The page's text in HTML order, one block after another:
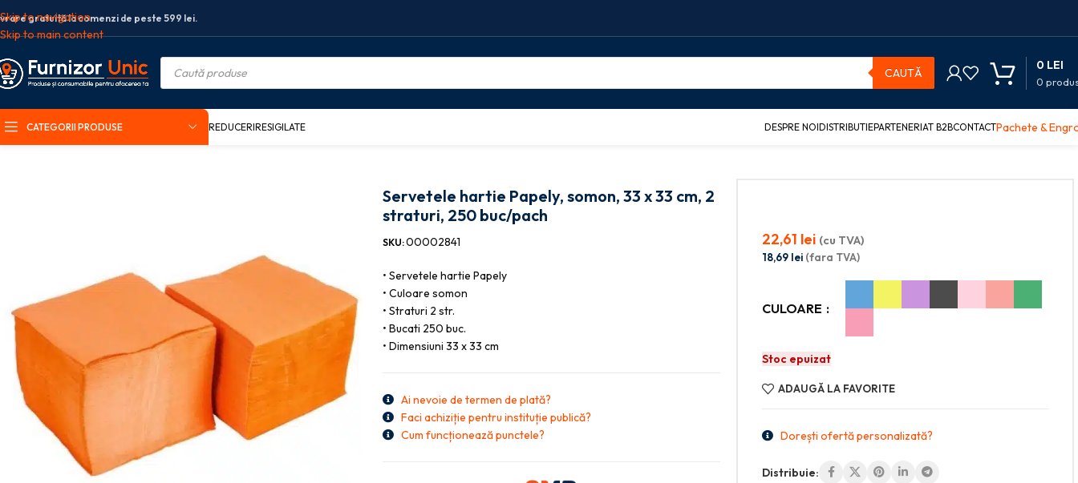
Skip to navigation
Skip to main content
gratuită la comenzi de peste 599 lei.
CAUTĂ
0
0 LEI
CATEGORII PRODUSE REDUCERIRESIGILATE DESPRE NOIDISTRIBUTIEPARTENERIAT B2BCONTACTPachete &
Servetele hartie Papely, somon, 33 x 33 cm, 2
straturi, 250 buc/pach
SKU:00002841
• Servetele hartie Papely
• Culoare somon
• Straturi 2 str.
• Bucati 250 buc.
• Dimensiuni 33 x 33 cm
Ai nevoie de termen de plată?
Faci achiziție pentru instituție publică?
Cum funcționează punctele?
22,61 lei (cu TVA)
18,69 lei (fara TVA)
CULOARE
Stoc epuizat
ADAUGĂ LA FAVORITE
Dorești ofertă personalizată?
Distribuie: